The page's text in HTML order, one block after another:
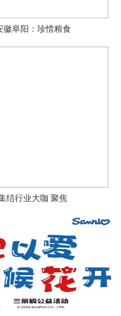
徽阜阳：珍惜粮食
结行业大咖 聚焦